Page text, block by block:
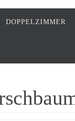
DOPPELZIMMER